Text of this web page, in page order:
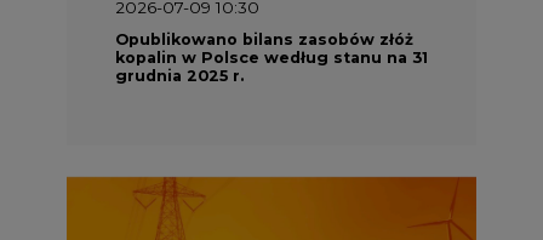
Wyszedł raport "Bezpieczniej i
taniej. Ciepłownictwo na ratunek
KSE"